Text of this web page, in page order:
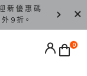
新 優 惠 碼
9 折。
香 港 / 澳
0